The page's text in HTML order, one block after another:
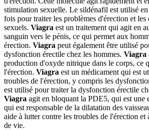
stimulation sexuelle. Le sildénafil est utilisé
fois pour traiter les problèmes d'érection et
sexuels. Viagra est un traitement qui agit en
sanguin vers le pénis, ce qui permet aux
érection. Viagra peut également être utilisé
dysfonction érectile chez les hommes. Viagra
production d'oxyde nitrique dans le corps, ce
l'érection. Viagra est un médicament qui est
troubles de l'érection, y compris les
est utilisé pour traiter la dysfonction érectile
Viagra agit en bloquant la PDE5, qui est une
qui est responsable de la dilatation des
aide à lutter contre les troubles de l'érection et
de vie.